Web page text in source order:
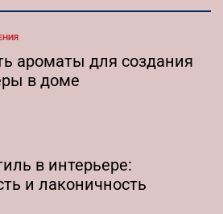
ароматы для создания
в доме
в интерьере:
и лаконичность